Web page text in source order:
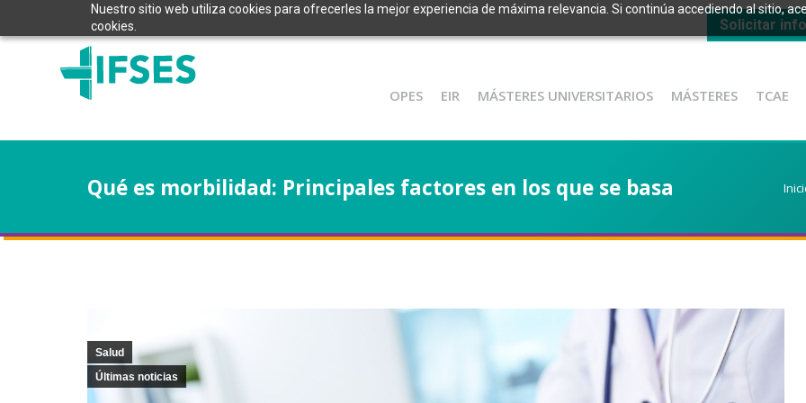
Nuestro sitio web utiliza cookies para ofrecerles la mejor experiencia de máxima relevancia. Si continúa accediendo al sitio,
cookies.
Solicitar
OPES EIR MÁSTERES UNIVERSITARIOS MÁSTERES TCAE
Qué es morbilidad: Principales factores en los que se basa
Salud
Últimas noticias